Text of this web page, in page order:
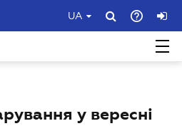
UA
у вересні